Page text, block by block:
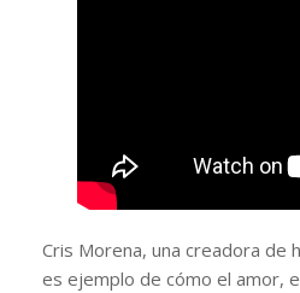
Cris Morena, una creadora de
es ejemplo de cómo el amor,